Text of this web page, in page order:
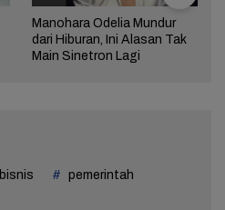
Manohara Odelia Mundur
dari Hiburan, Ini Alasan Tak
Main Sinetron Lagi
bisnis pemerintah